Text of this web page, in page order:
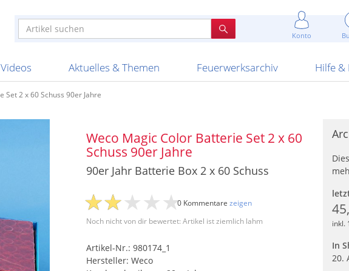
Konto
Schallerzeuger P1
Feuerwerk T1
Schachteln und Attrappen
Streich- und Bengalhölzer
Videos
Knallkörper
Batterien
Aktuelles & Themen
Ladenverkauf 2024
20 Jahre Feuerwerksvitrine
Ausnahmegenehmigung
Sammlertreffen
Feuerwerksarchiv
Fireworks Apel Feuerwerk Argento Feuerwerk ARS Pirotecnia
BKV Vuurwerk Bothmer Pyrotechnik
Hilfe &
Bestellschluss
Altersnachweis
Versanddienste
Gewerbetreibende
Set 2 x 60 Schuss 90er Jahre
Weco Magic Color Batterie Set 2 x 60
Schuss 90er Jahre
90er Jahr Batterie Box 2 x 60 Schuss
Noch nicht von dir bewertet: Artikel ist ziemlich lahm
0 Kommentare zeigen
Artikel-Nr.: 980174_1
Hersteller: Weco
inkl.
In
20.